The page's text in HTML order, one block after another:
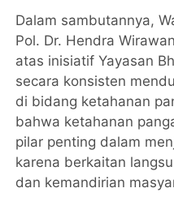
Dalam sambutannya,
Pol. Dr. Hendra
atas inisiatif Yayasan
secara konsisten
di bidang ketahanan
bahwa ketahanan
pilar penting dalam
karena berkaitan
dan kemandirian